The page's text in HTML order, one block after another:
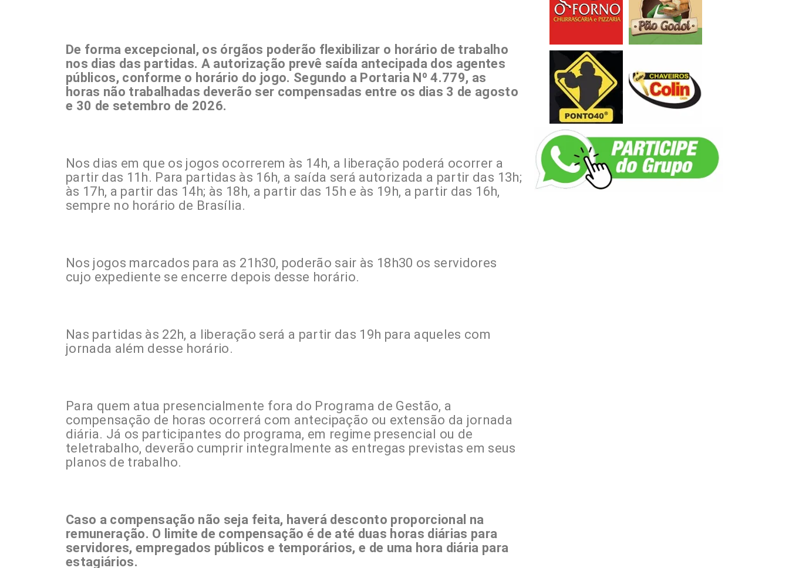
De forma excepcional, os órgãos poderão flexibilizar o horário de trabalho
nos dias das partidas. A autorização prevê saída antecipada dos agentes
públicos, conforme o horário do jogo. Segundo a Portaria Nº 4.779, as
horas não trabalhadas deverão ser compensadas entre os dias 3 de agosto
e 30 de setembro de 2026.
Nos dias em que os jogos ocorrerem às 14h, a liberação poderá ocorrer a
partir das 11h. Para partidas às 16h, a saída será autorizada a partir das 13h;
às 17h, a partir das 14h; às 18h, a partir das 15h e às 19h, a partir das 16h,
sempre no horário de Brasília.
Nos jogos marcados para as 21h30, poderão sair às 18h30 os servidores
cujo expediente se encerre depois desse horário.
Nas partidas às 22h, a liberação será a partir das 19h para aqueles com
jornada além desse horário.
Para quem atua presencialmente fora do Programa de Gestão, a
compensação de horas ocorrerá com antecipação ou extensão da jornada
diária. Já os participantes do programa, em regime presencial ou de
teletrabalho, deverão cumprir integralmente as entregas previstas em seus
planos de trabalho.
Caso a compensação não seja feita, haverá desconto proporcional na
remuneração. O limite de compensação é de até duas horas diárias para
servidores, empregados públicos e temporários, e de uma hora diária para
estagiários.